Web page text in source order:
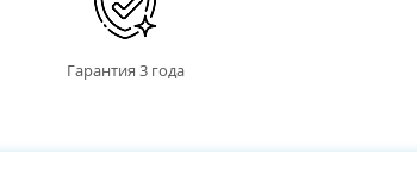
Гарантия 3 года